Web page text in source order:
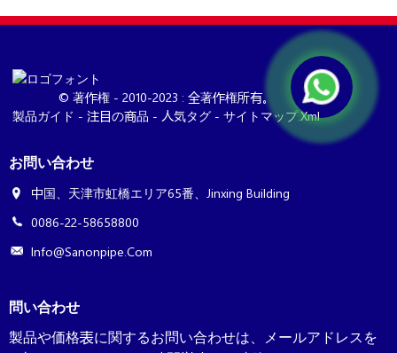
© 著作権 - 2010-2023 : 全著作権所有。
製品ガイド - 注目の商品 - 人気タグ - サイトマップ.xml
お問い合わせ
中国、天津市虹橋エリア65番、Jinxing Building
0086-22-58658800
Info@sanonpipe.com
問い合わせ
製品や価格表に関するお問い合わせは、メールアドレスを